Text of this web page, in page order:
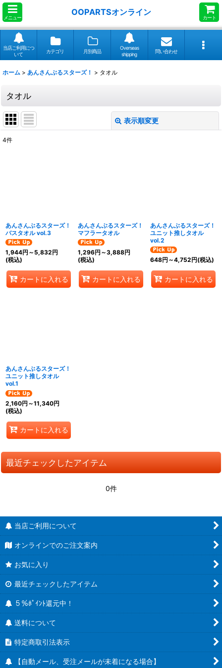
メニュー
OOPARTSオンライン
カート
当店ご利用につ
いて
カテゴリ 月別商品
Overseas
shipping
問い合わせ
ホーム > あんさんぶるスターズ！ > タオル
タオル
表示順変更
4件
あんさんぶるスターズ！
バスタオル vol.3
1,944円 ～5,832円
(税込)
カートに入れる
あんさんぶるスターズ！
マフラータオル
1,296円 ～3,888円
(税込)
カートに入れる
あんさんぶるスターズ！
ユニット推しタオル
vol.2
648円 ～4,752円(税込)
カートに入れる
あんさんぶるスターズ！
ユニット推しタオル
vol.1
2,160円 ～11,340円
(税込)
カートに入れる
最近チェックしたアイテム
0件
当店ご利用について
オンラインでのご注文案内
お気に入り
最近チェックしたアイテム
５％ﾎﾟｲﾝﾄ還元中！
送料について
特定商取引法表示
【自動メール、受注メールが未着になる場合】